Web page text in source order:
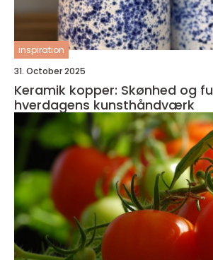
inspiration
31. October 2025
Keramik kopper: Skønhed og
hverdagens kunsthåndværk